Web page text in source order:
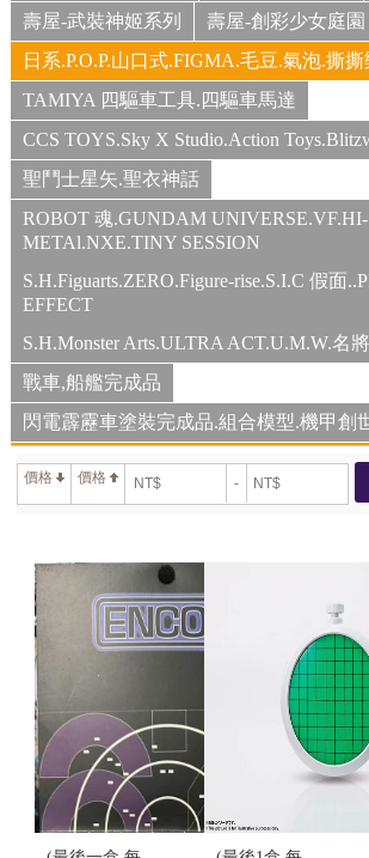
壽屋-武裝神姬系列
壽屋-創彩少女庭園
日系.P.O.P.山口式.FIGMA.毛豆.氣泡.撕撕
TAMIYA 四驅車工具.四驅車馬達
CCS TOYS.Sky X Studio.Action
聖鬥士星矢.聖衣神話
ROBOT 魂.GUNDAM UNIVERSE.VF.HI-
METAl.NXE.TINY SESSION
S.H.Figuarts.ZERO.Figure-rise.S.I.C 假面
EFFECT
S.H.Monster Arts.ULTRA ACT.U.M.W.名將
戰車,船艦完成品
閃電霹靂車塗裝完成品.組合模型.機甲創
價格 價格 -